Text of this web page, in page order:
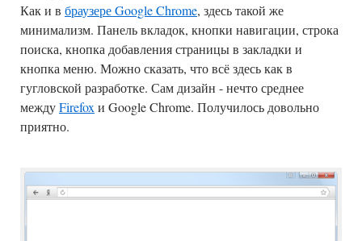
Как и в браузере Google Chrome, здесь такой же
минимализм. Панель вкладок, кнопки навигации, строка
поиска, кнопка добавления страницы в закладки и
кнопка меню. Можно сказать, что всё здесь как в
гугловской разработке. Сам дизайн - нечто среднее
междуFirefox и Google Chrome. Получилось довольно
приятно.